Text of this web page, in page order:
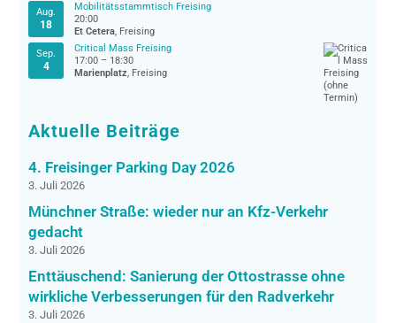
Aug.
18
Mobilitätsstammtisch Freising
20:00
Et Cetera, Freising
Sep.
4
Critical Mass Freising
17:00 – 18:30
Marienplatz, Freising
Aktuelle Beiträge
4. Freisinger Parking Day 2026
3. Juli 2026
Münchner Straße: wieder nur an Kfz-Verkehr
gedacht
3. Juli 2026
Enttäuschend: Sanierung der Ottostrasse ohne
wirkliche Verbesserungen für den Radverkehr
3. Juli 2026